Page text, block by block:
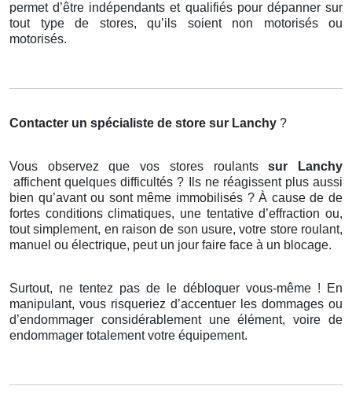
permet d’être indépendants et qualifiés pour dépanner sur
tout type de stores, qu’ils soient non motorisés ou
motorisés.
Contacter un spécialiste de store sur Lanchy ?
Vous observez que vos stores roulantssur Lanchy
affichent quelques difficultés ? Ils ne réagissent plus aussi
bien qu’avant ou sont même immobilisés ? À cause de de
fortes conditions climatiques, une tentative d’effraction ou,
tout simplement, en raison de son usure, votre store roulant,
manuel ou électrique, peut un jour faire face à un blocage.
Surtout, ne tentez pas de le débloquer vous-même ! En
manipulant, vous risqueriez d’accentuer les dommages ou
d’endommager considérablement une élément, voire de
endommager totalement votre équipement.